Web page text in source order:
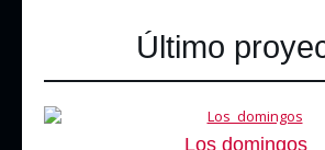
Último
Los domingos